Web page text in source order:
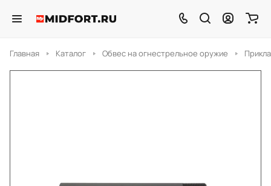
Главная Каталог Обвес на огнестрельное оружие